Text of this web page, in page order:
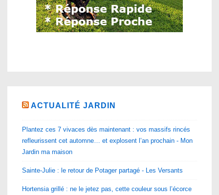
ACTUALITÉ JARDIN
Plantez ces 7 vivaces dès maintenant : vos massifs rincés
refleurissent cet automne… et explosent l’an prochain - Mon
Jardin ma maison
Sainte-Julie : le retour de Potager partagé - Les Versants
Hortensia grillé : ne le jetez pas, cette couleur sous l’écorce